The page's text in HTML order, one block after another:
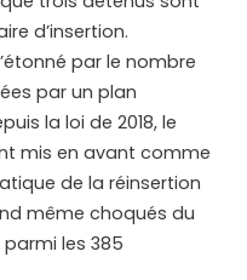
d’insertion.
par le nombre
par un plan
la loi de 2018, le
mis en avant comme
de la réinsertion
même choqués du
les 385